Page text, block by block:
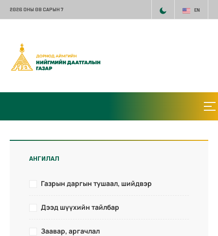
2026 ОНЫ 08 САРЫН 7 EN
АНГИЛАЛ
Газрын даргын тушаал, шийдвэр
Дээд шүүхийн тайлбар
Заавар, аргачлал